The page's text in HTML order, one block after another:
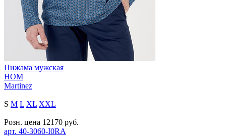
Пижама мужская
HOM
Martinez
S M L XL XXL
Розн. цена 12170 руб.
арт. 40-3060-I0RA